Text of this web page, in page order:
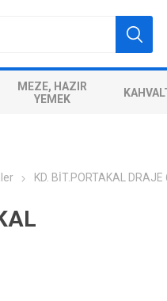
MEZE, HAZIR
YEMEK
KD. BİT.PORTAKAL DRAJE